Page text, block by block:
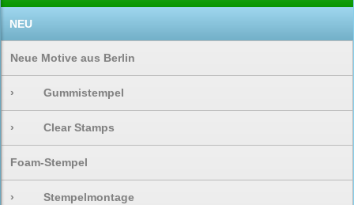
NEU
Neue Motive aus Berlin
› Gummistempel
› Clear Stamps
Foam-Stempel
› Stempelmontage